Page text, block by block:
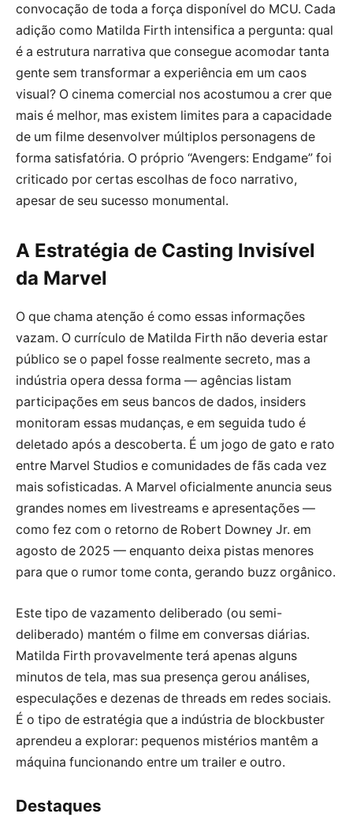
convocação de toda a força disponível do MCU. Cada
adição como Matilda Firth intensifica a pergunta: qual
é a estrutura narrativa que consegue acomodar tanta
gente sem transformar a experiência em um caos
visual? O cinema comercial nos acostumou a crer que
mais é melhor, mas existem limites para a capacidade
de um filme desenvolver múltiplos personagens de
forma satisfatória. O próprio “Avengers: Endgame” foi
criticado por certas escolhas de foco narrativo,
apesar de seu sucesso monumental.
A Estratégia de Casting Invisível
da Marvel
O que chama atenção é como essas informações
vazam. O currículo de Matilda Firth não deveria estar
público se o papel fosse realmente secreto, mas a
indústria opera dessa forma — agências listam
participações em seus bancos de dados, insiders
monitoram essas mudanças, e em seguida tudo é
deletado após a descoberta. É um jogo de gato e rato
entre Marvel Studios e comunidades de fãs cada vez
mais sofisticadas. A Marvel oficialmente anuncia seus
grandes nomes em livestreams e apresentações —
como fez com o retorno de Robert Downey Jr. em
agosto de 2025 — enquanto deixa pistas menores
para que o rumor tome conta, gerando buzz orgânico.
Este tipo de vazamento deliberado (ou semi-
deliberado) mantém o filme em conversas diárias.
Matilda Firth provavelmente terá apenas alguns
minutos de tela, mas sua presença gerou análises,
especulações e dezenas de threads em redes sociais.
É o tipo de estratégia que a indústria de blockbuster
aprendeu a explorar: pequenos mistérios mantêm a
máquina funcionando entre um trailer e outro.
Destaques